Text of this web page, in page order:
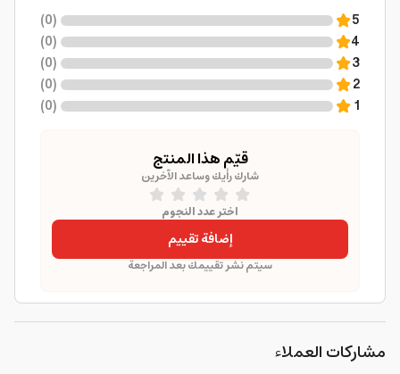
5
(
0
)
4
(
0
)
3
(
0
)
2
(
0
)
1
(
0
)
قيّم هذا المنتج
شارك رأيك وساعد الآخرين
اختر عدد النجوم
إضافة تقييم
سيتم نشر تقييمك بعد المراجعة
مشاركات العملاء